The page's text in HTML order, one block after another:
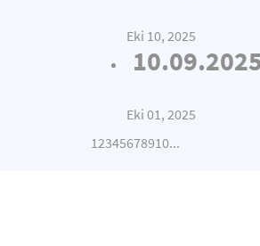
Eki 10, 2025
Eki 01, 2025
12345678910...